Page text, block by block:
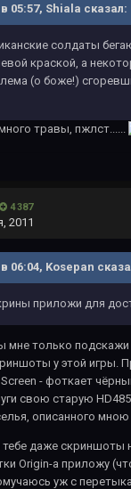
05:57, Shiala сказал:
солдаты
краской, а
(о боже!)
травы, пжлст......
4 387
2011
06:04, Kosepan
приложи для
мне только
у этой игры.
Screen - фоткает
свою старую
описанного
даже скриншоты
Origin-а приложу
уж с